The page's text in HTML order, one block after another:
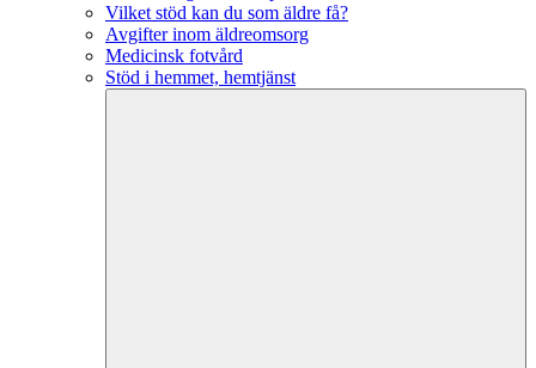
Vilket stöd kan du som äldre få?
Avgifter inom äldreomsorg
Medicinsk fotvård
Stöd i hemmet, hemtjänst